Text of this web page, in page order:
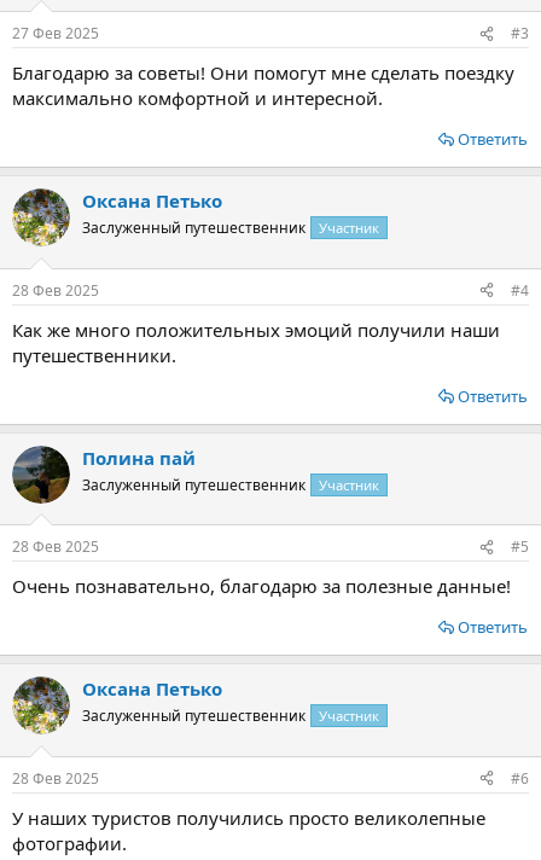
27 Фев 2025 #3
Благодарю за советы! Они помогут мне сделать поездку
максимально комфортной и интересной.
Ответить
Оксана Петько
Заслуженный путешественник Участник
28 Фев 2025 #4
Как же много положительных эмоций получили наши
путешественники.
Ответить
Полина пай
Заслуженный путешественник Участник
28 Фев 2025 #5
Очень познавательно, благодарю за полезные данные!
Ответить
Оксана Петько
Заслуженный путешественник Участник
28 Фев 2025 #6
У наших туристов получились просто великолепные
фотографии.